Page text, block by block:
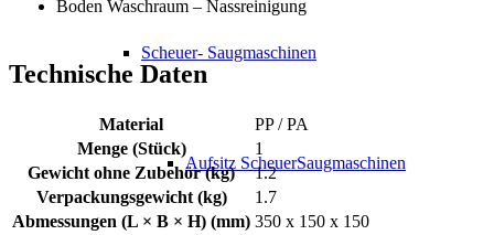
Scheuer- Saugmaschinen
Aufsitz ScheuerSaugmaschinen
Boden Waschraum – Nassreinigung
Technische Daten
Material
PP / PA
Menge (Stück)
1
Gewicht ohne Zubehör (kg)
1.2
Verpackungsgewicht (kg)
1.7
Abmessungen (L × B × H) (mm) 350 x 150 x 150